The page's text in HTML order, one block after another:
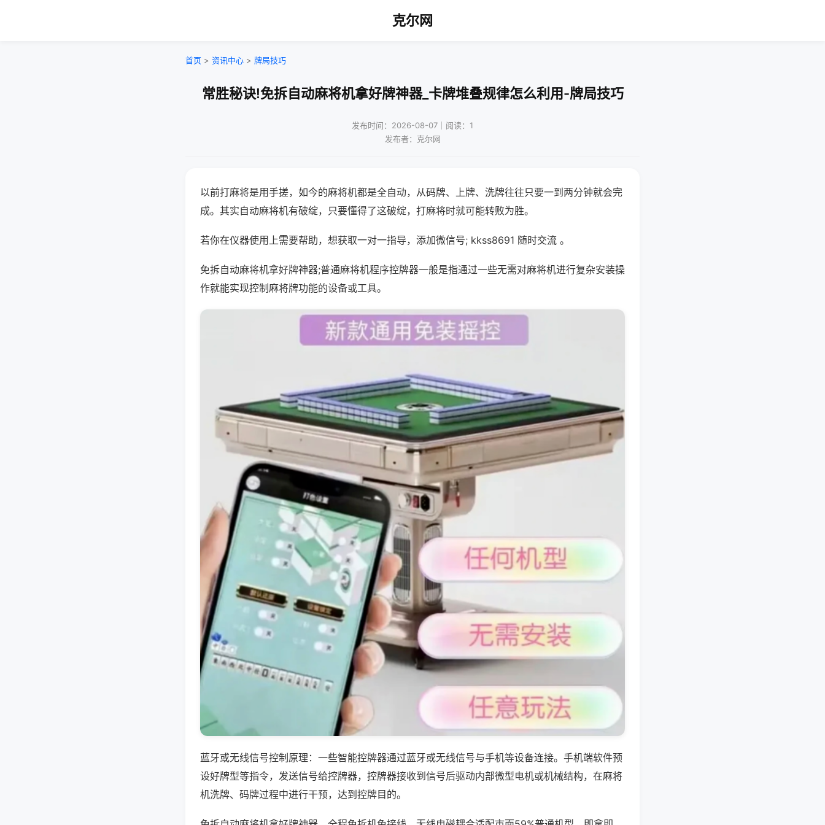
克尔网
首页 > 资讯中心 > 牌局技巧
常胜秘诀!免拆自动麻将机拿好牌神器_卡牌堆叠规律怎么利用-牌局技巧
发布时间：2026-08-07｜阅读：1
发布者：克尔网
以前打麻将是用手搓，如今的麻将机都是全自动，从码牌、上牌、洗牌往往只要一到两分钟就会完
成。其实自动麻将机有破绽，只要懂得了这破绽，打麻将时就可能转败为胜。
若你在仪器使用上需要帮助，想获取一对一指导，添加微信号; kkss8691 随时交流 。
免拆自动麻将机拿好牌神器;普通麻将机程序控牌器一般是指通过一些无需对麻将机进行复杂安装操
作就能实现控制麻将牌功能的设备或工具。
蓝牙或无线信号控制原理：一些智能控牌器通过蓝牙或无线信号与手机等设备连接。手机端软件预
设好牌型等指令，发送信号给控牌器，控牌器接收到信号后驱动内部微型电机或机械结构，在麻将
机洗牌、码牌过程中进行干预，达到控牌目的。